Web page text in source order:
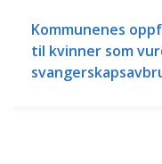
Kommunenes
til kvinner som